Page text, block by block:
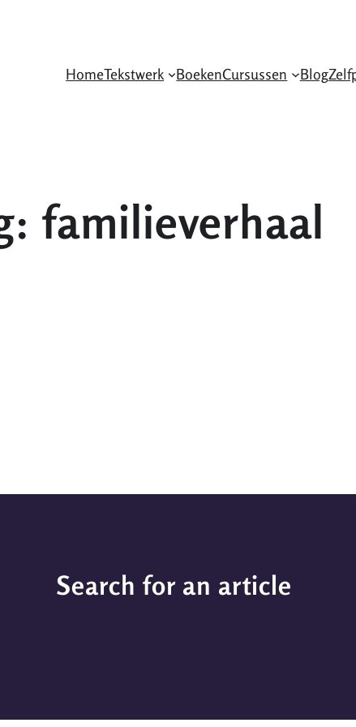
HomeTekstwerk BoekenCursussen Blog
familieverhaal
Search for an article